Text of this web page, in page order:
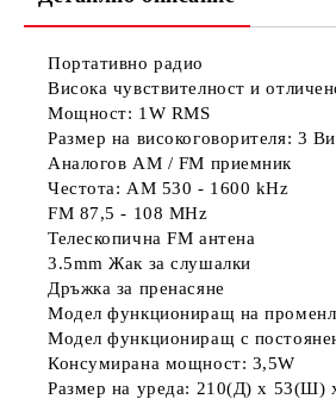
Портативно радио
Висока чувствителност и
Мощност: 1W RMS
Размер на високоговорителя: 3
Аналогов AM / FM приемник
Честота: AM 530 - 1600 kHz
FM 87,5 - 108 MHz
Телескопична FM антена
3.5mm Жак за слушалки
Дръжка за пренасяне
Модел функциониращ на
Модел функциониращ с
Консумирана мощност: 3,5W
Размер на уреда: 210(Д) x 53(Ш)